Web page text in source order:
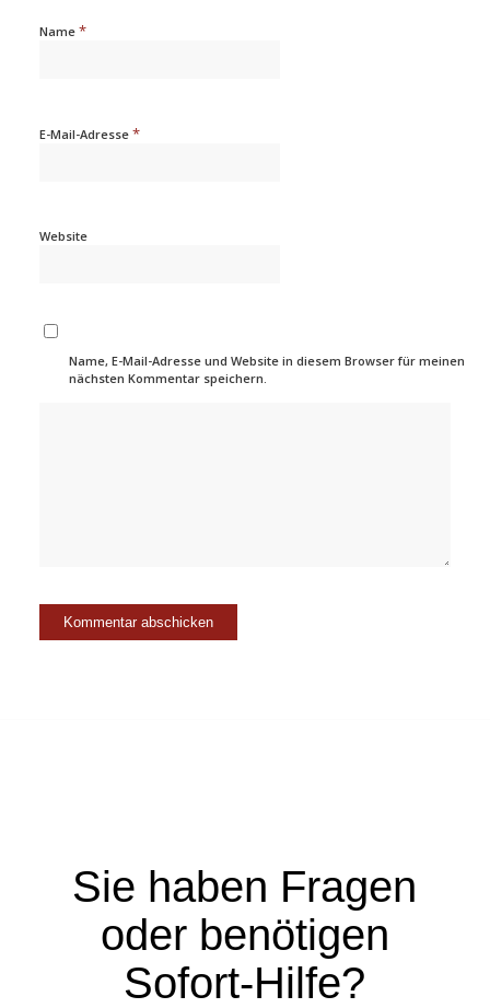
Name *
E-Mail-Adresse *
Website
Name, E-Mail-Adresse und Website in diesem Browser für meinen
nächsten Kommentar speichern.
Sie haben Fragen
oder benötigen
Sofort-Hilfe?